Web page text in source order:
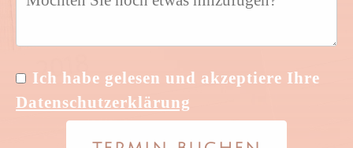
Ich habe gelesen und akzeptiere Ihre
Datenschutzerklärung